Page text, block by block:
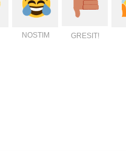
NOSTIM GRESIT!